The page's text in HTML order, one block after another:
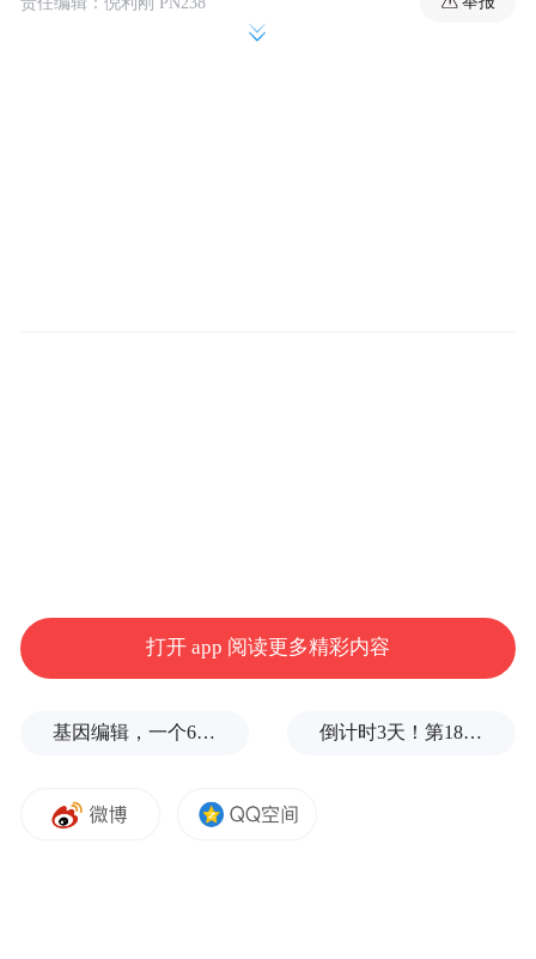
进行科研的一种极为重要的方式，也是太空
升空的空间站，意味着太空探索和竞争拉开
中国已进入太空探索战略第三步
打开 app 阅读更多精彩内容
基因编辑，一个6岁女孩之死 倒计时3天！第18届影响世界华人盛典即将启幕